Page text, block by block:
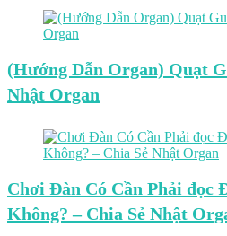
(Hướng Dẫn Organ) Quạt
Nhật Organ
Chơi Đàn Có Cần Phải đọc
Không? – Chia Sẻ Nhật